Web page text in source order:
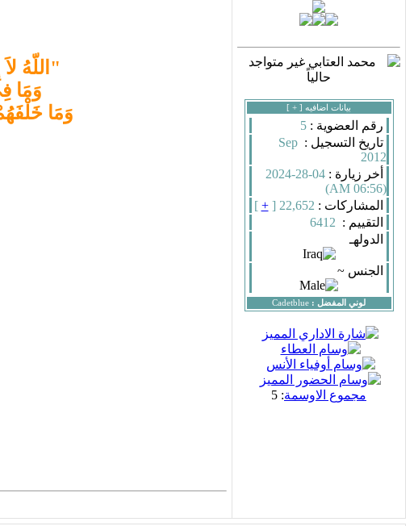
بيانات اضافيه [ +
]
رقم العضوية : 5
تاريخ التسجيل :Sep
2012
أخر زيارة :
04-28-2024
(06:56 AM)
المشاركات : 22,652 [
+
]
التقييم : 6412
الدولهـ
الجنس ~
لوني المفضل : Cadetblue
مجموع الاوسمة: 5
"اللّهُ
وَمَا
وَمَا